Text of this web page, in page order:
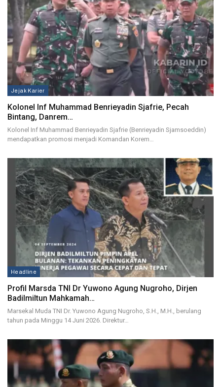
Jejak Karier
Kolonel Inf Muhammad Benrieyadin Sjafrie, Pecah
Bintang, Danrem…
Kolonel Inf Muhammad Benrieyadin Sjafrie (Benrieyadin Sjamsoeddin)
mendapatkan promosi menjadi Komandan Korem…
Headline
Profil Marsda TNI Dr Yuwono Agung Nugroho, Dirjen
Badilmiltun Mahkamah…
Marsekal Muda TNI Dr. Yuwono Agung Nugroho, S.H., M.H., berulang
tahun pada Minggu 14 Juni 2026. Direktur…